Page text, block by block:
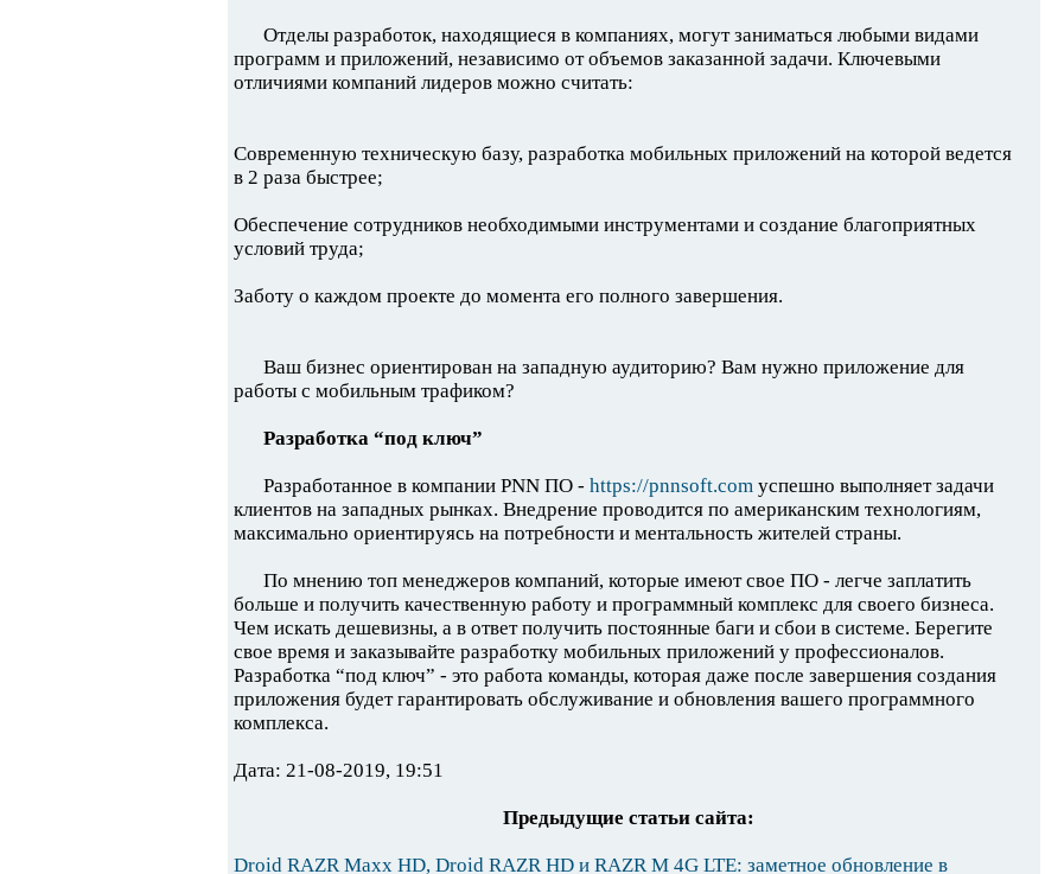
Отделы разработок, находящиеся в компаниях, могут заниматься любыми видами
программ и приложений, независимо от объемов заказанной задачи. Ключевыми
отличиями компаний лидеров можно считать:
Современную техническую базу, разработка мобильных приложений на которой ведется
в 2 раза быстрее;
Обеспечение сотрудников необходимыми инструментами и создание благоприятных
условий труда;
Заботу о каждом проекте до момента его полного завершения.
Ваш бизнес ориентирован на западную аудиторию? Вам нужно приложение для
работы с мобильным трафиком?
Разработка “под ключ”
Разработанное в компании PNN ПО - https://pnnsoft.com успешно выполняет задачи
клиентов на западных рынках. Внедрение проводится по американским технологиям,
максимально ориентируясь на потребности и ментальность жителей страны.
По мнению топ менеджеров компаний, которые имеют свое ПО - легче заплатить
больше и получить качественную работу и программный комплекс для своего бизнеса.
Чем искать дешевизны, а в ответ получить постоянные баги и сбои в системе. Берегите
свое время и заказывайте разработку мобильных приложений у профессионалов.
Разработка “под ключ” - это работа команды, которая даже после завершения создания
приложения будет гарантировать обслуживание и обновления вашего программного
комплекса.
Дата: 21-08-2019, 19:51
Предыдущие статьи сайта:
Droid RAZR Maxx HD, Droid RAZR HD и RAZR M 4G LTE: заметное обновление в